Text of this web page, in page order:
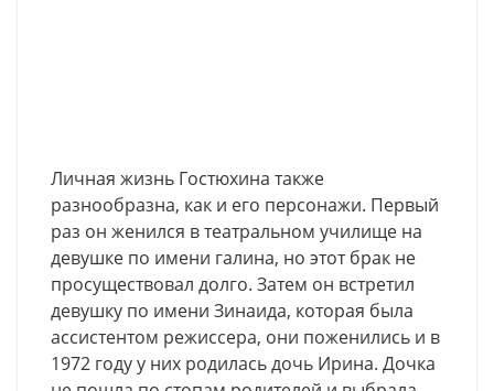
Личная жизнь Гостюхина также
разнообразна, как и его персонажи. Первый
раз он женился в театральном училище на
девушке по имени галина, но этот брак не
просуществовал долго. Затем он встретил
девушку по имени Зинаида, которая была
ассистентом режиссера, они поженились и в
1972 году у них родилась дочь Ирина. Дочка